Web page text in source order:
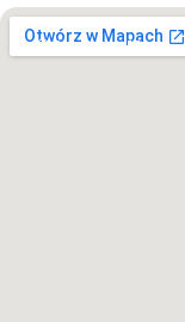
Otwórz w Mapach